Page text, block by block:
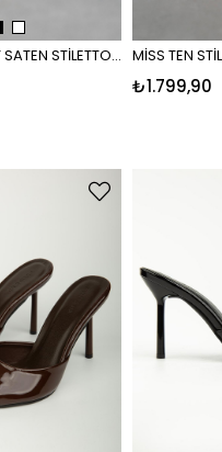
MİSS SİYAH MAT SATEN STİLETTO SİYAH MİSS TEN
₺1.799,90